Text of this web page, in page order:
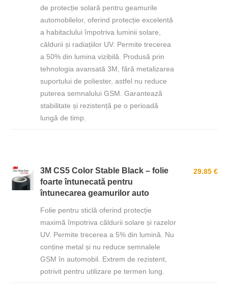
de protecție solară pentru geamurile
automobilelor, oferind protecție excelentă
a habitaclului împotriva luminii solare,
căldurii și radiațiilor UV. Permite trecerea
a 50% din lumina vizibilă. Produsă prin
tehnologia avansată 3M, fără metalizarea
suportului de poliester, astfel nu reduce
puterea semnalului GSM. Garantează
stabilitate și rezistență pe o perioadă
lungă de timp.
3M CS5 Color Stable Black – folie
foarte întunecată pentru
întunecarea geamurilor auto
Folie pentru sticlă oferind protecție
maximă împotriva căldurii solare și razelor
UV. Permite trecerea a 5% din lumină. Nu
conține metal și nu reduce semnalele
GSM în automobil. Extrem de rezistent,
potrivit pentru utilizare pe termen lung.
29.85 €